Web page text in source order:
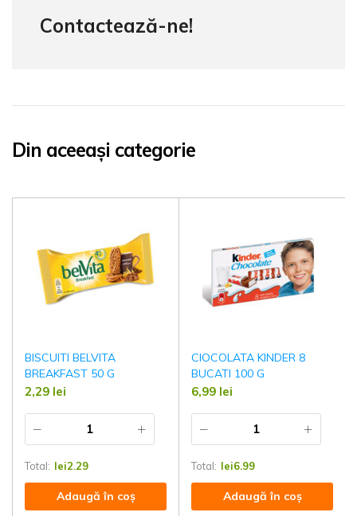
Contactează-ne!
Din aceeași categorie
BISCUITI BELVITA
BREAKFAST 50 G
2,29 lei
Total: lei2.29
Adaugă în coș
CIOCOLATA KINDER 8
BUCATI 100 G
6,99 lei
Total: lei6.99
Adaugă în coș